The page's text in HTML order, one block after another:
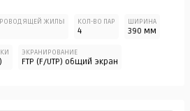
ЖИЛЫ КОЛ-ВО ПАР
4
ШИРИНА
390 мм
ЭКРАНИРОВАНИЕ
FTP (F/UTP) общий экран